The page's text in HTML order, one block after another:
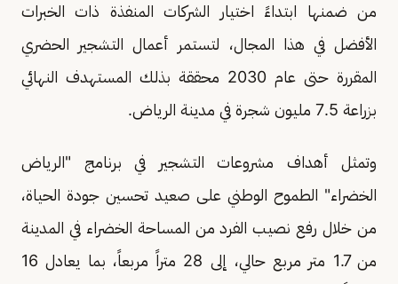
من ضمنها ابتداءً اختيار الشركات المنفذة ذات الخبرات
الأفضل في هذا المجال، لتستمر أعمال التشجير الحضري
المقررة حتى عام 2030 محققة بذلك المستهدف النهائي
بزراعة 7.5 مليون شجرة في مدينة الرياض.
وتمثل أهداف مشروعات التشجير في برنامج "الرياض
الخضراء" الطموح الوطني على صعيد تحسين جودة الحياة،
من خلال رفع نصيب الفرد من المساحة الخضراء في المدينة
من 1.7 متر مربع حالي، إلى 28 متراً مربعاً، بما يعادل 16